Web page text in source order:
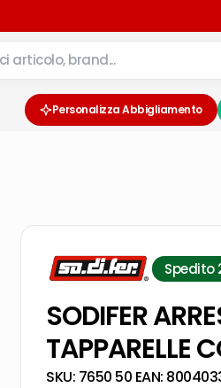
Personalizza Abbigliamento
Spedito
SODIFER
TAPPARELLE
SKU: 7650 50 EAN: